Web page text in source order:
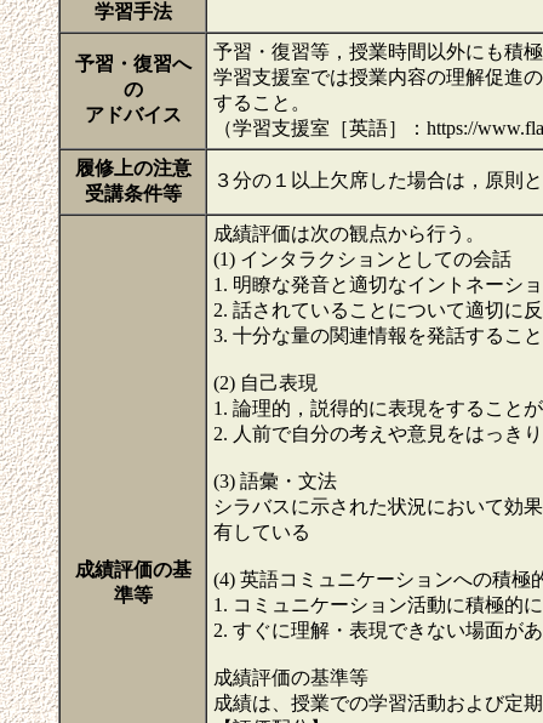
学習手法
予習・復習へ
の
アドバイス
予習・復習等，授業時間以外にも積
学習支援室では授業内容の理解促進
すること。
（学習支援室［英語］：https://
履修上の注意
受講条件等
３分の１以上欠席した場合は，原則
成績評価の基
準等
成績評価は次の観点から行う。
(1) インタラクションとしての会話
1. 明瞭な発音と適切なイントネーシ
2. 話されていることについて適切に
3. 十分な量の関連情報を発話するこ
(2) 自己表現
1. 論理的，説得的に表現をすること
2. 人前で自分の考えや意見をはっき
(3) 語彙・文法
シラバスに示された状況において効
有している
(4) 英語コミュニケーションへの積極
1. コミュニケーション活動に積極的
2. すぐに理解・表現できない場面が
成績評価の基準等
成績は、授業での学習活動および定